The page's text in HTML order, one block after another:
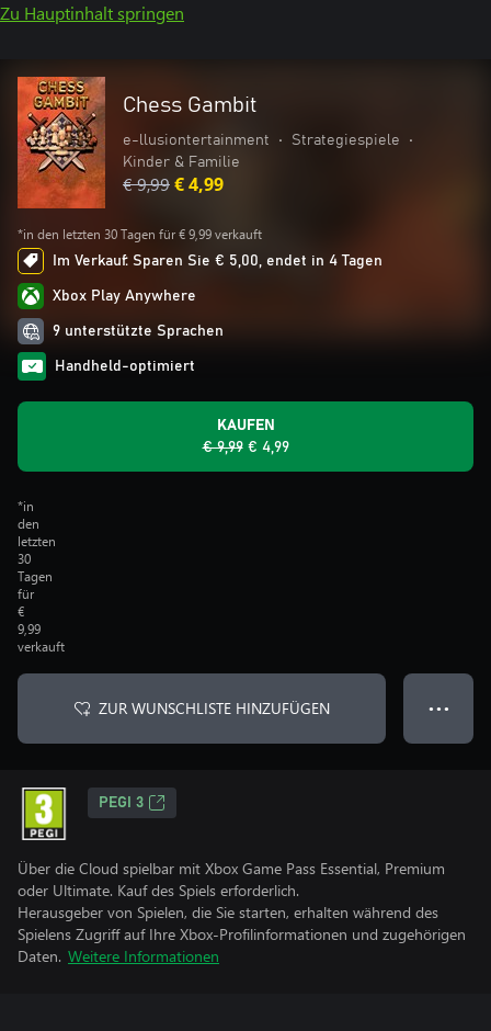
Zu Hauptinhalt springen
Chess Gambit
e-llusiontertainment • Strategiespiele
•
Kinder & Familie
€ 9,99€ 4,99
*in den letzten 30 Tagen für € 9,99 verkauft
Im Verkauf: Sparen Sie € 5,00, endet in 4 Tagen
Xbox Play Anywhere
9 unterstützte Sprachen
Handheld-optimiert
KAUFEN
€ 9,99 € 4,99
*in
den
letzten
30
Tagen
für
€
9,99
verkauft
ZUR WUNSCHLISTE HINZUFÜGEN ● ● ●
PEGI 3
Über die Cloud spielbar mit Xbox Game Pass Essential, Premium
oder Ultimate. Kauf des Spiels erforderlich.
Herausgeber von Spielen, die Sie starten, erhalten während des
Spielens Zugriff auf Ihre Xbox-Profilinformationen und zugehörigen
Daten. Weitere Informationen